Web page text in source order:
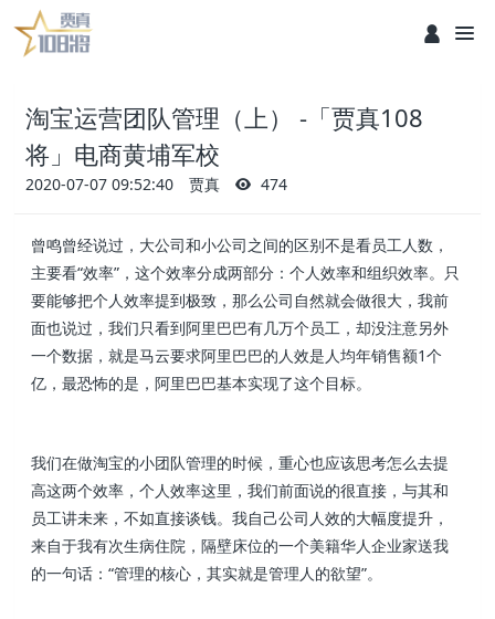
淘宝运营团队管理（上） -「贾真108
将」电商黄埔军校
2020-07-07 09:52:40 贾真 474
曾鸣曾经说过，大公司和小公司之间的区别不是看员工人数，
主要看“效率”，这个效率分成两部分：个人效率和组织效率。只
要能够把个人效率提到极致，那么公司自然就会做很大，我前
面也说过，我们只看到阿里巴巴有几万个员工，却没注意另外
一个数据，就是马云要求阿里巴巴的人效是人均年销售额1个
亿，最恐怖的是，阿里巴巴基本实现了这个目标。
我们在做淘宝的小团队管理的时候，重心也应该思考怎么去提
高这两个效率，个人效率这里，我们前面说的很直接，与其和
员工讲未来，不如直接谈钱。我自己公司人效的大幅度提升，
来自于我有次生病住院，隔壁床位的一个美籍华人企业家送我
的一句话：“管理的核心，其实就是管理人的欲望”。